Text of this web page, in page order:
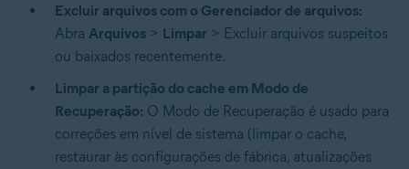
Excluir arquivos com o Gerenciador de arquivos:
Abra Arquivos > Limpar > Excluir arquivos suspeitos
ou baixados recentemente.
Limpar a partição do cache em Modo de
Recuperação: O Modo de Recuperação é usado para
correções em nível de sistema (limpar o cache,
restaurar às configurações de fábrica, atualizações